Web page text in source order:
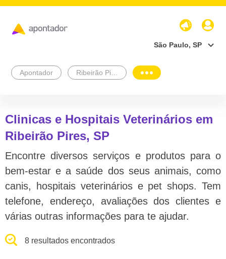
São Paulo, SP
Apontador
Clinicas e Hospitais Veterinários em
Ribeirão Pires, SP
Encontre diversos serviços e produtos para o
bem-estar e a saúde dos seus animais, como
canis, hospitais veterinários e pet shops. Tem
telefone, endereço, avaliações dos clientes e
várias outras informações para te ajudar.
8 resultados encontrados